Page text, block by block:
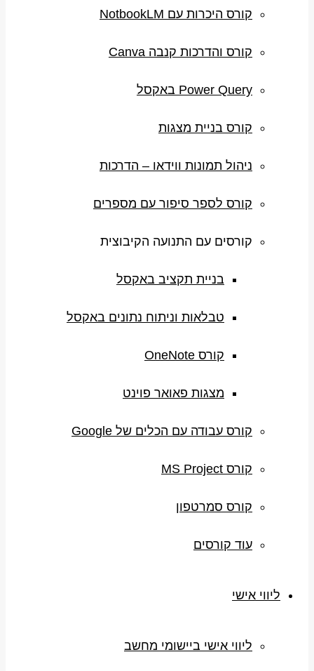
קורס היכרות עם NotbookLM
קורס והדרכות קנבה Canva
Power Query באקסל
קורס בניית מצגות
ניהול תמונות ווידאו – הדרכות
קורס לספר סיפור עם מספרים
קורסים עם התנועה הקיבוצית
בניית תקציב באקסל
טבלאות וניתוח נתונים באקסל
קורס OneNote
מצגות פאואר פוינט
קורס עבודה עם הכלים של Google
קורס MS Project
קורס סמרטפון
עוד קורסים
ליווי אישי
ליווי אישי ביישומי מחשב